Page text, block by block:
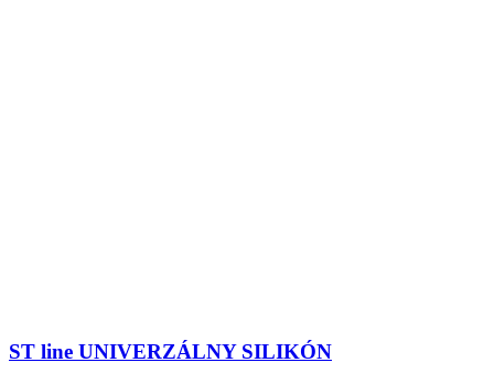
ST line UNIVERZÁLNY SILIKÓN